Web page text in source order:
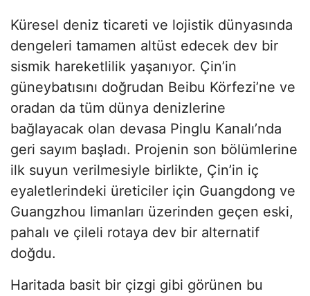
Küresel deniz ticareti ve lojistik dünyasında
dengeleri tamamen altüst edecek dev bir
sismik hareketlilik yaşanıyor. Çin’in
güneybatısını doğrudan Beibu Körfezi’ne ve
oradan da tüm dünya denizlerine
bağlayacak olan devasa Pinglu Kanalı’nda
geri sayım başladı. Projenin son bölümlerine
ilk suyun verilmesiyle birlikte, Çin’in iç
eyaletlerindeki üreticiler için Guangdong ve
Guangzhou limanları üzerinden geçen eski,
pahalı ve çileli rotaya dev bir alternatif
doğdu.
Haritada basit bir çizgi gibi görünen bu